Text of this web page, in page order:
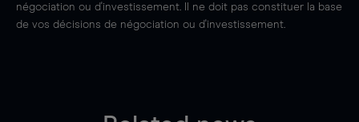
négociation ou d'investissement. Il ne doit pas constituer la base
de vos décisions de négociation ou d'investissement.